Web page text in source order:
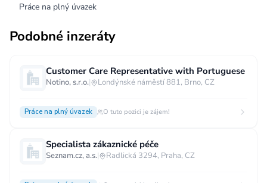
Práce na plný úvazek
Podobné inzeráty
Customer Care Representative with Portuguese
Notino, s.r.o.| Londýnské náměstí 881, Brno, CZ
Práce na plný úvazek O tuto pozici je zájem!
Specialista zákaznické péče
Seznam.cz, a.s.| Radlická 3294, Praha, CZ